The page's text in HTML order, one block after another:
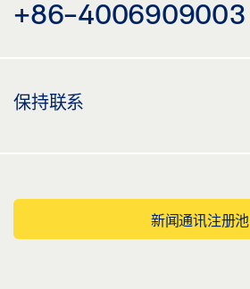
+86-4006909003
保持联系
新闻通讯注册池